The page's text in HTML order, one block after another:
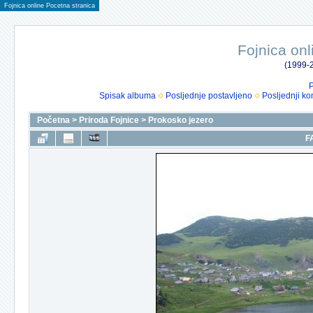
Fojnica online Pocetna stranica
Fojnica
(1999-
Spisak albuma
Posljednje postavljeno Posljednji
Početna > Priroda Fojnice > Prokosko jezero